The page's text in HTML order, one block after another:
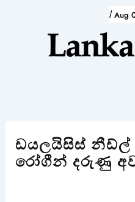
/ Aug
ඩයලයිසිස්
රෝගීන් දරුණු